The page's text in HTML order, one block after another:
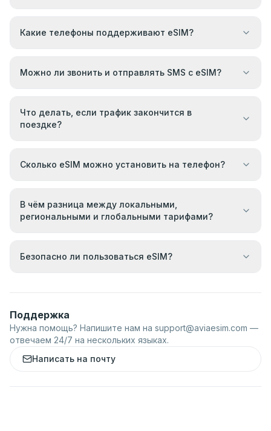
Какие телефоны поддерживают eSIM?
Можно ли звонить и отправлять SMS с eSIM?
Что делать, если трафик закончится в
поездке?
Сколько eSIM можно установить на телефон?
В чём разница между локальными,
региональными и глобальными тарифами?
Безопасно ли пользоваться eSIM?
Поддержка
Нужна помощь? Напишите нам на support@aviaesim.com —
отвечаем 24/7 на нескольких языках.
Написать на почту